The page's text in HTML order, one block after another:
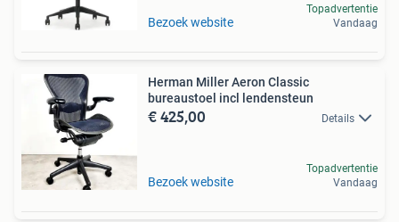
Bezoek website
Topadvertentie
Vandaag
Herman Miller Aeron Classic
bureaustoel incl lendensteun
€ 425,00 Details
Bezoek website
Topadvertentie
Vandaag